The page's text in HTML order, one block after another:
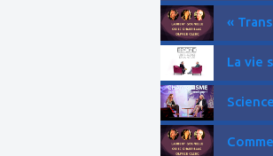
«
La vie